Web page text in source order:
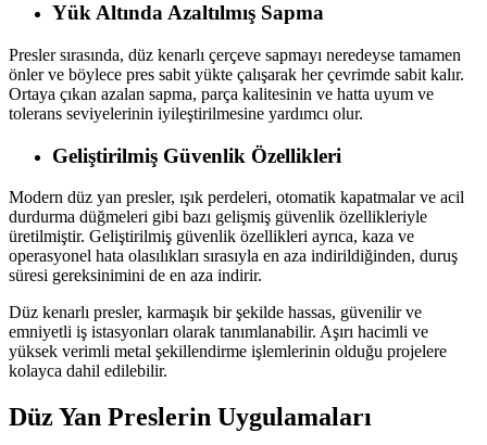
Yük Altında Azaltılmış Sapma
Presler sırasında, düz kenarlı çerçeve sapmayı neredeyse tamamen
önler ve böylece pres sabit yükte çalışarak her çevrimde sabit kalır.
Ortaya çıkan azalan sapma, parça kalitesinin ve hatta uyum ve
tolerans seviyelerinin iyileştirilmesine yardımcı olur.
Geliştirilmiş Güvenlik Özellikleri
Modern düz yan presler, ışık perdeleri, otomatik kapatmalar ve acil
durdurma düğmeleri gibi bazı gelişmiş güvenlik özellikleriyle
üretilmiştir. Geliştirilmiş güvenlik özellikleri ayrıca, kaza ve
operasyonel hata olasılıkları sırasıyla en aza indirildiğinden, duruş
süresi gereksinimini de en aza indirir.
Düz kenarlı presler, karmaşık bir şekilde hassas, güvenilir ve
emniyetli iş istasyonları olarak tanımlanabilir. Aşırı hacimli ve
yüksek verimli metal şekillendirme işlemlerinin olduğu projelere
kolayca dahil edilebilir.
Düz Yan Preslerin Uygulamaları